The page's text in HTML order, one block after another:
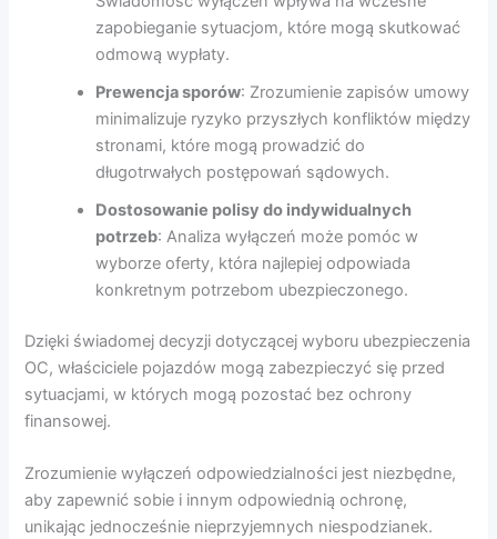
zapobieganie sytuacjom, które mogą skutkować
odmową wypłaty.
Prewencja sporów: Zrozumienie zapisów umowy
minimalizuje ryzyko przyszłych konfliktów między
stronami, które mogą prowadzić do
długotrwałych postępowań sądowych.
Dostosowanie polisy do indywidualnych
potrzeb: Analiza wyłączeń może pomóc w
wyborze oferty, która najlepiej odpowiada
konkretnym potrzebom ubezpieczonego.
Dzięki świadomej decyzji dotyczącej wyboru ubezpieczenia
OC, właściciele pojazdów mogą zabezpieczyć się przed
sytuacjami, w których mogą pozostać bez ochrony
finansowej.
Zrozumienie wyłączeń odpowiedzialności jest niezbędne,
aby zapewnić sobie i innym odpowiednią ochronę,
unikając jednocześnie nieprzyjemnych niespodzianek.